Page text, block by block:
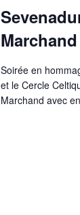
Soirée en
et le Cercle
Marchand avec